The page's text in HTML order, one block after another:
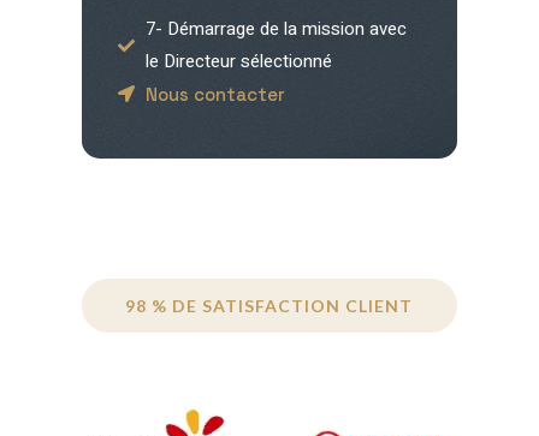
7- Démarrage de la mission avec
le Directeur sélectionné
Nous contacter
98 % DE SATISFACTION CLIENT